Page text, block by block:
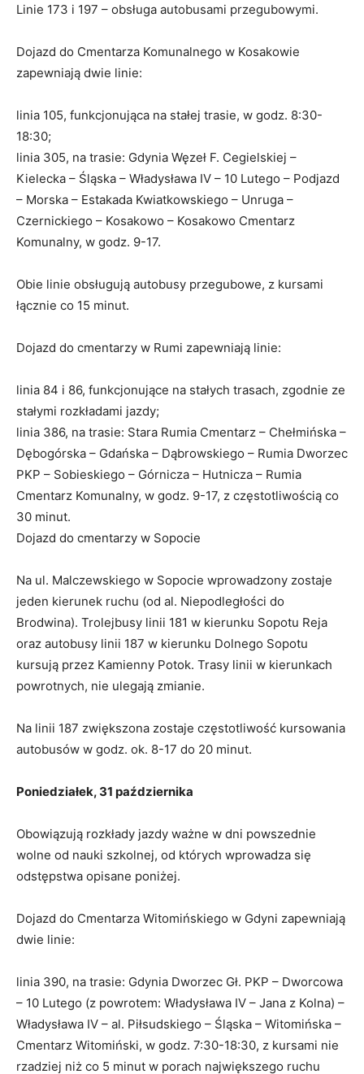
Linie 173 i 197 – obsługa autobusami przegubowymi.
Dojazd do Cmentarza Komunalnego w Kosakowie
zapewniają dwie linie:
linia 105, funkcjonująca na stałej trasie, w godz. 8:30-
18:30;
linia 305, na trasie: Gdynia Węzeł F. Cegielskiej –
Kielecka – Śląska – Władysława IV – 10 Lutego – Podjazd
– Morska – Estakada Kwiatkowskiego – Unruga –
Czernickiego – Kosakowo – Kosakowo Cmentarz
Komunalny, w godz. 9-17.
Obie linie obsługują autobusy przegubowe, z kursami
łącznie co 15 minut.
Dojazd do cmentarzy w Rumi zapewniają linie:
linia 84 i 86, funkcjonujące na stałych trasach, zgodnie ze
stałymi rozkładami jazdy;
linia 386, na trasie: Stara Rumia Cmentarz – Chełmińska –
Dębogórska – Gdańska – Dąbrowskiego – Rumia Dworzec
PKP – Sobieskiego – Górnicza – Hutnicza – Rumia
Cmentarz Komunalny, w godz. 9-17, z częstotliwością co
30 minut.
Dojazd do cmentarzy w Sopocie
Na ul. Malczewskiego w Sopocie wprowadzony zostaje
jeden kierunek ruchu (od al. Niepodległości do
Brodwina). Trolejbusy linii 181 w kierunku Sopotu Reja
oraz autobusy linii 187 w kierunku Dolnego Sopotu
kursują przez Kamienny Potok. Trasy linii w kierunkach
powrotnych, nie ulegają zmianie.
Na linii 187 zwiększona zostaje częstotliwość kursowania
autobusów w godz. ok. 8-17 do 20 minut.
Poniedziałek, 31 października
Obowiązują rozkłady jazdy ważne w dni powszednie
wolne od nauki szkolnej, od których wprowadza się
odstępstwa opisane poniżej.
Dojazd do Cmentarza Witomińskiego w Gdyni zapewniają
dwie linie:
linia 390, na trasie: Gdynia Dworzec Gł. PKP – Dworcowa
– 10 Lutego (z powrotem: Władysława IV – Jana z Kolna) –
Władysława IV – al. Piłsudskiego – Śląska – Witomińska –
Cmentarz Witomiński, w godz. 7:30-18:30, z kursami nie
rzadziej niż co 5 minut w porach największego ruchu